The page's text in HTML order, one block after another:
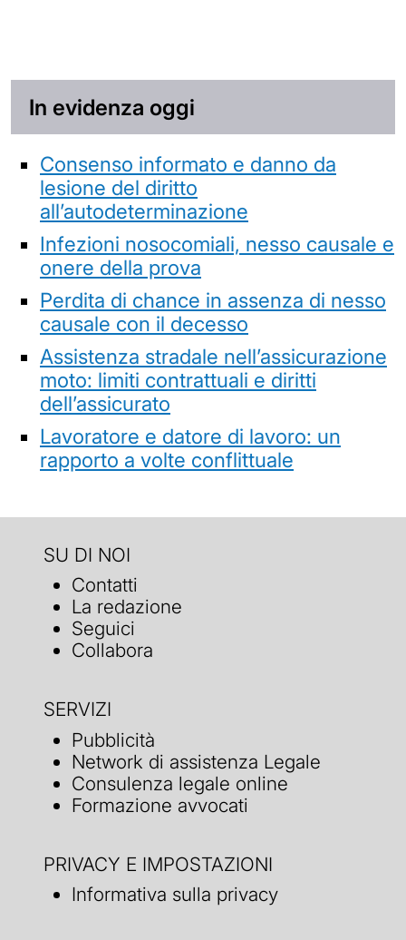
In evidenza oggi
Consenso informato e danno da
lesione del diritto
all’autodeterminazione
Infezioni nosocomiali, nesso causale e
onere della prova
Perdita di chance in assenza di nesso
causale con il decesso
Assistenza stradale nell’assicurazione
moto: limiti contrattuali e diritti
dell’assicurato
Lavoratore e datore di lavoro: un
rapporto a volte conflittuale
SU DI NOI
Contatti
La redazione
Seguici
Collabora
SERVIZI
Pubblicità
Network di assistenza Legale
Consulenza legale online
Formazione avvocati
PRIVACY E IMPOSTAZIONI
Informativa sulla privacy